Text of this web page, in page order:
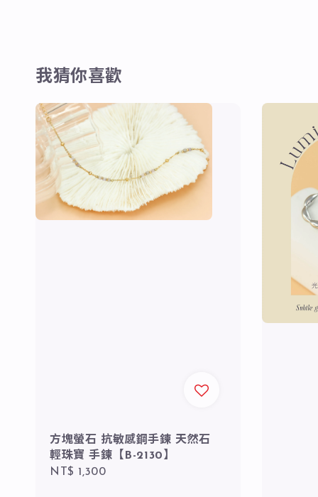
我猜你喜歡
方塊螢石 抗敏感鋼手鍊 天然石
輕珠寶 手鍊【B-2130】
Regular
NT$ 1,300